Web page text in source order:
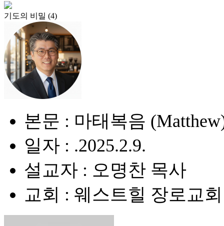
기도의 비밀 (4)
본문 : 마태복음
일자 : .2025.2.9.
설교자 : 오명찬 목사
교회 : 웨스트힐 장로교회